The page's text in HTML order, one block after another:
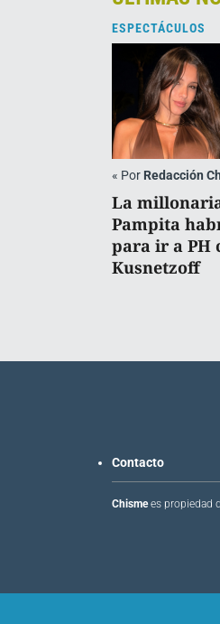
ESPECTÁCULOS
« Por Redacción
La
Pampita
para ir a PH
Kusnetzoff
Contacto
Chismees propiedad